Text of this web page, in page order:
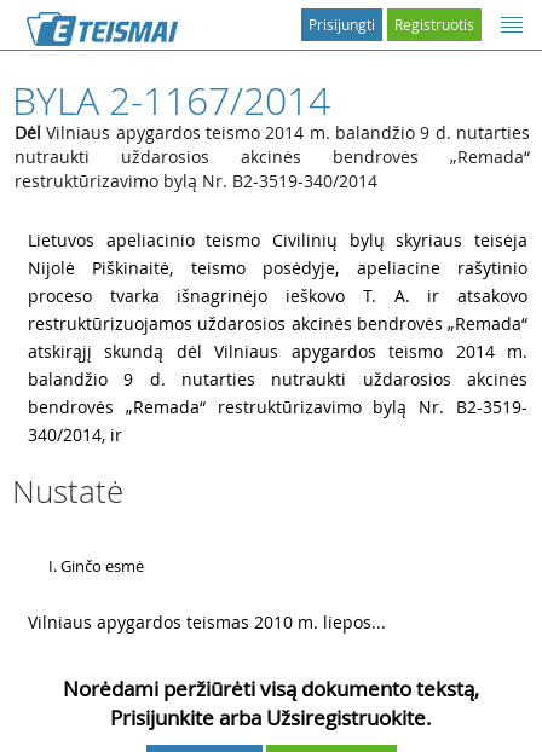
Registruotis
Prisijungti
BYLA 2-1167/2014
Dėl Vilniaus apygardos teismo 2014 m. balandžio 9 d. nutarties
nutraukti uždarosios akcinės bendrovės „Remada“
restruktūrizavimo bylą Nr. B2-3519-340/2014
Lietuvos apeliacinio teismo Civilinių bylų skyriaus teisėja
Nijolė Piškinaitė, teismo posėdyje, apeliacine rašytinio
proceso tvarka išnagrinėjo ieškovo T. A. ir atsakovo
restruktūrizuojamos uždarosios akcinės bendrovės „Remada“
atskirąjį skundą dėl Vilniaus apygardos teismo 2014 m.
balandžio 9 d. nutarties nutraukti uždarosios akcinės
bendrovės „Remada“ restruktūrizavimo bylą Nr. B2-3519-
340/2014, ir
Nustatė
Ginčo esmė
Vilniaus apygardos teismas 2010 m. liepos...
Norėdami peržiūrėti visą dokumento tekstą,
Prisijunkite arba Užsiregistruokite.